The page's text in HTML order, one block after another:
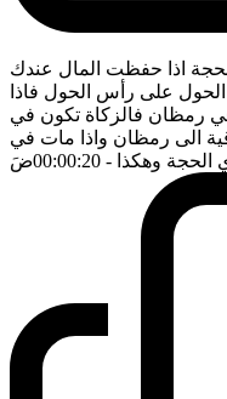
اذا حفظت المال عندك
على رأس الحول فاذا
رمظان فالزكاة تكون في
الى رمظان واذا مات في
الحجة وهكذا - 00:00:20 ضَ